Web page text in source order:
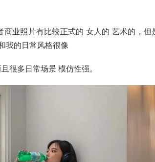
业照片有比较正式的 女人的 艺术的，但
我的日常风格很像
很多日常场景 模仿性强。